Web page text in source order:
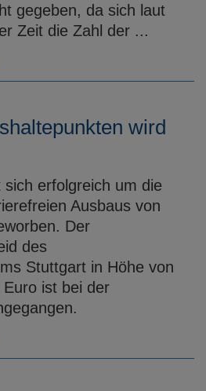
gegeben, da sich laut
Zeit die Zahl der ...
wird
erfolgreich um die
Ausbaus von
Der
des
Stuttgart in Höhe von
ist bei der